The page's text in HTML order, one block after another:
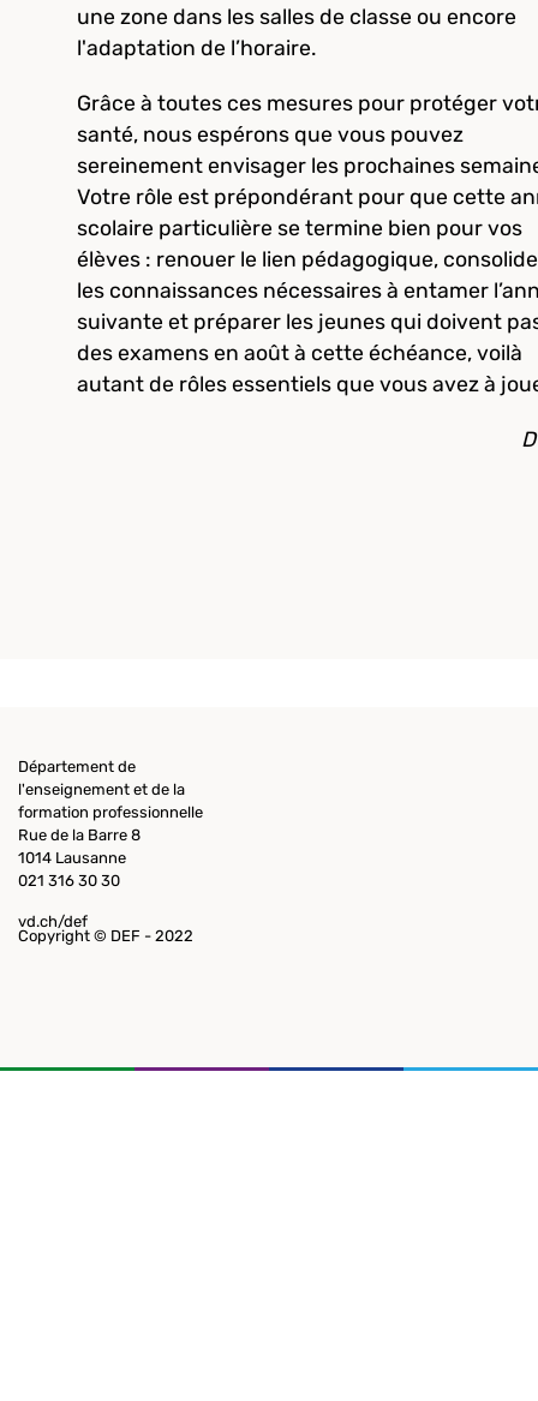
une zone dans les salles de classe ou encore
l'adaptation de l’horaire.
Grâce à toutes ces mesures pour protéger
santé, nous espérons que vous pouvez
sereinement envisager les prochaines
Votre rôle est prépondérant pour que cette
scolaire particulière se termine bien pour vos
élèves : renouer le lien pédagogique,
les connaissances nécessaires à entamer
suivante et préparer les jeunes qui doivent
des examens en août à cette échéance, voilà
autant de rôles essentiels que vous avez à
Département de
l'enseignement et de la
formation professionnelle
Rue de la Barre 8
1014 Lausanne
021 316 30 30
vd.ch/def
Copyright © DEF - 2022